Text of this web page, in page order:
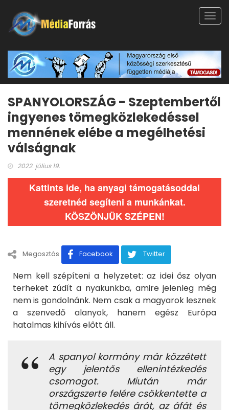
SPANYOLORSZÁG - Szeptembertől
ingyenes tömegközlekedéssel
mennének elébe a megélhetési
válságnak
2022. július 19.
Kattints ide, ha anyagi támogatásoddal
szeretnéd segíteni a munkánkat.
KÖSZÖNJÜK SZÉPEN!
Megosztás Facebook Twitter
Nem kell szépíteni a helyzetet: az idei ősz olyan
terheket zúdít a nyakunkba, amire jelenleg még
nem is gondolnánk. Nem csak a magyarok lesznek
a szenvedő alanyok, hanem egész Európa
hatalmas kihívás előtt áll.
A spanyol kormány már közzétett
egy jelentős ellenintézkedés
csomagot. Miután már
országszerte felére csökkentette a
tömegközlekedés árát, az áfát és